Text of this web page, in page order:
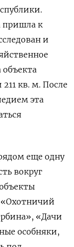
пришла к
и
объекта
кв. м. После
эта
еще одну
вокруг
«Охотничий
«Дачи
особняки,